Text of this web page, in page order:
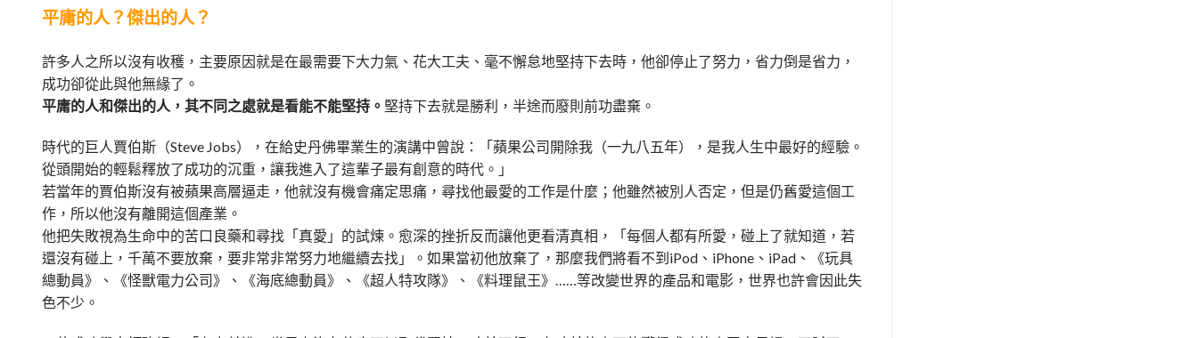
平庸的人？傑出的人？
許多人之所以沒有收穫，主要原因就是在最需要下大力氣、花大工夫、毫不懈怠地堅持下去時，他卻停止了努力，省力倒是省力，
成功卻從此與他無緣了。
平庸的人和傑出的人，其不同之處就是看能不能堅持。 堅持下去就是勝利，半途而廢則前功盡棄。
時代的巨人賈伯斯（Steve Jobs），在給史丹佛畢業生的演講中曾說：「蘋果公司開除我（一九八五年），是我人生中最好的經驗。
從頭開始的輕鬆釋放了成功的沉重，讓我進入了這輩子最有創意的時代。」
若當年的賈伯斯沒有被蘋果高層逼走，他就沒有機會痛定思痛，尋找他最愛的工作是什麼；他雖然被別人否定，但是仍舊愛這個工
作，所以他沒有離開這個產業。
他把失敗視為生命中的苦口良藥和尋找「真愛」的試煉。愈深的挫折反而讓他更看清真相，「每個人都有所愛，碰上了就知道，若
還沒有碰上，千萬不要放棄，要非常非常努力地繼續去找」。如果當初他放棄了，那麼我們將看不到iPod、iPhone、iPad、《玩具
總動員》、《怪獸電力公司》、《海底總動員》、《超人特攻隊》、《料理鼠王》……等改變世界的產品和電影，世界也許會因此失
色不少。